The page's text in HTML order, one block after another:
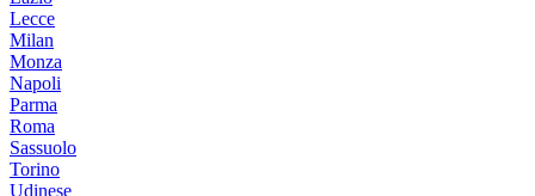
Lecce
Milan
Monza
Napoli
Parma
Roma
Sassuolo
Torino
Udinese